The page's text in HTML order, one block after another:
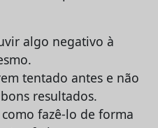
algo negativo à
tentado antes e não
resultados.
fazê-lo de forma